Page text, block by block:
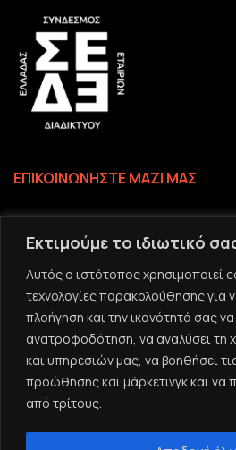
Εκτιμούμε το ιδιωτικό
Αυτός ο ιστότοπος χρησιμοποιεί
τεχνολογίες παρακολούθησης για
πλοήγηση και την ικανότητά σας
ανατροφοδότηση, να αναλύσει τη
και υπηρεσιών μας, να βοηθήσει
προώθησης και μάρκετινγκ και να
από τρίτους.
ΕΠΙΚΟΙΝΩΝΗΣΤΕ ΜΑΖΙ ΜΑΣ
Επικοινωνία
Το email σας